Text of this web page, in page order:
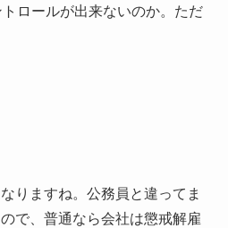
ロールが出来ないのか。ただ
りますね。公務員と違ってま
で、普通なら会社は懲戒解雇